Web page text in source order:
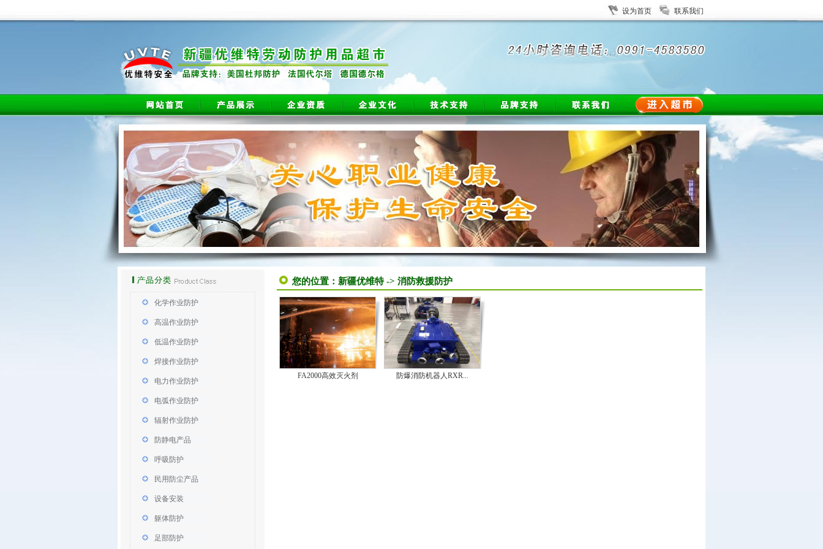
设为首页 联系我们
化学作业防护
高温作业防护
低温作业防护
焊接作业防护
电力作业防护
电弧作业防护
辐射作业防护
防静电产品
呼吸防护
民用防尘产品
设备安装
躯体防护
足部防护
您的位置： 新疆优维特-> 消防救援防护
FA2000高效灭火剂 防爆消防机器人RXR...